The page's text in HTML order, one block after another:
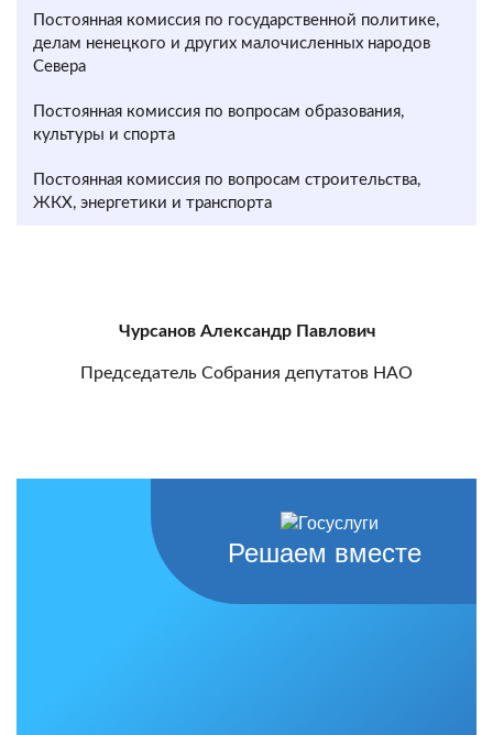
Постоянная комиссия по государственной политике,
делам ненецкого и других малочисленных народов
Севера
Постоянная комиссия по вопросам образования,
культуры и спорта
Постоянная комиссия по вопросам строительства,
ЖКХ, энергетики и транспорта
Чурсанов Александр Павлович
Председатель Собрания депутатов НАО
Решаем вместе